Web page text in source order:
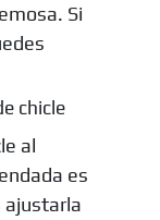
Si
chicle
al
es
ajustarla